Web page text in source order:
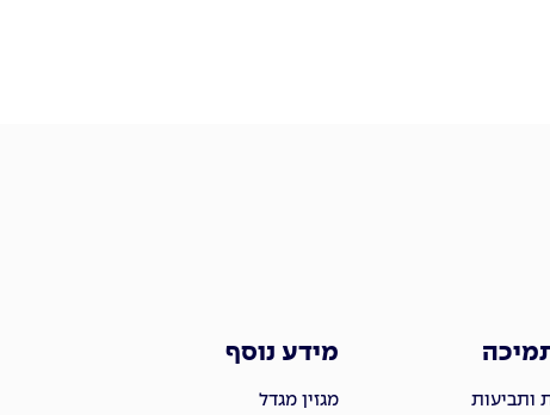
ותביעות
מידע נוסף
מגזין מגדל